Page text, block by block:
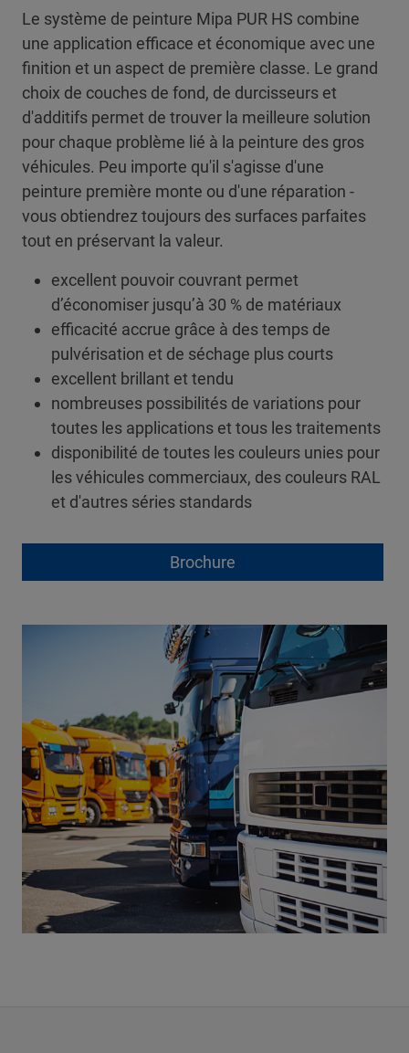
Le système de peinture Mipa PUR HS combine
une application efficace et économique avec une
finition et un aspect de première classe. Le grand
choix de couches de fond, de durcisseurs et
d'additifs permet de trouver la meilleure solution
pour chaque problème lié à la peinture des gros
véhicules. Peu importe qu'il s'agisse d'une
peinture première monte ou d'une réparation -
vous obtiendrez toujours des surfaces parfaites
tout en préservant la valeur.
excellent pouvoir couvrant permet
d’économiser jusqu’à 30 % de matériaux
efficacité accrue grâce à des temps de
pulvérisation et de séchage plus courts
excellent brillant et tendu
nombreuses possibilités de variations pour
toutes les applications et tous les traitements
disponibilité de toutes les couleurs unies pour
les véhicules commerciaux, des couleurs RAL
et d'autres séries standards
Brochure